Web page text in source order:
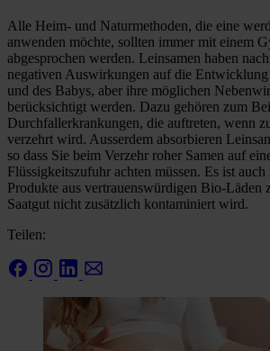
Alle Heim- und Naturmethoden, die eine
anwenden möchte, sollten immer mit einem
abgesprochen werden. Leinsamen haben
negativen Auswirkungen auf die
und des Babys, aber ihre möglichen
berücksichtigt werden. Dazu gehören zum
Durchfallerkrankungen, die auftreten, wenn
verzehrt wird. Ausserdem absorbieren
so dass Sie beim Verzehr roher Samen auf
Flüssigkeitszufuhr achten müssen. Es ist auch
Produkte aus vertrauenswürdigen Bio-Läden
Saatgut nicht zusätzlich kontaminiert wird.
Teilen: